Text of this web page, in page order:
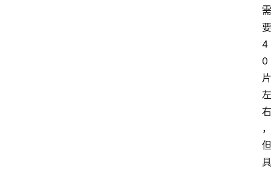
需
要
4
0
片
左
右
，
但
具